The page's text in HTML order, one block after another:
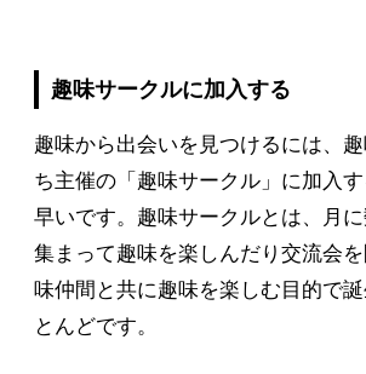
趣味サークルに加入する
趣味から出会いを見つけるには、
ち主催の「趣味サークル」に加入
早いです。趣味サークルとは、月
集まって趣味を楽しんだり交流会
味仲間と共に趣味を楽しむ目的で
とんどです。